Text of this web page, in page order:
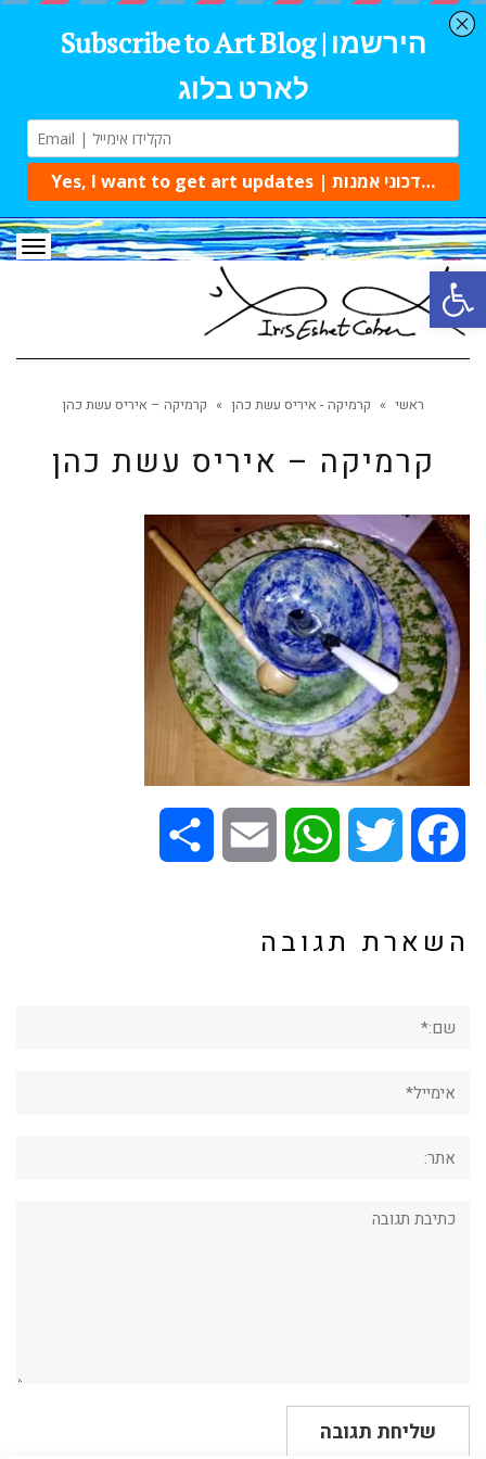
פתח סרגל נגישות
ראשי » קרמיקה - איריס עשת כהן » קרמיקה – איריס עשת כהן
קרמיקה – איריס עשת כהן
Facebook
Twitter
WhatsApp
Email
השארת תגובה